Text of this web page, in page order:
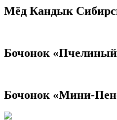
Мёд Кандык
Бочонок
Бочонок «Мини-